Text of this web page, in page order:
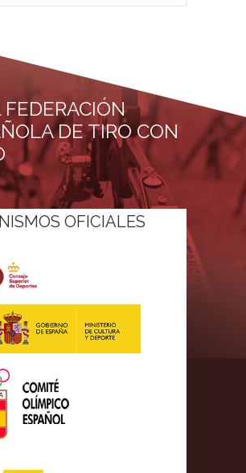
FEDERACIÓN
DE TIRO CON
OFICIALES